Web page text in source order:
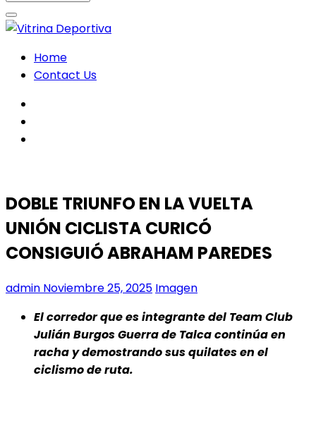
Home
Contact Us
DOBLE TRIUNFO EN LA VUELTA
UNIÓN CICLISTA CURICÓ
CONSIGUIÓ ABRAHAM PAREDES
admin Noviembre 25, 2025 Imagen
El corredor que es integrante del Team Club
Julián Burgos Guerra de Talca continúa en
racha y demostrando sus quilates en el
ciclismo de ruta.